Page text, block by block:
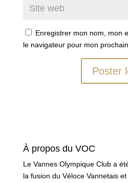
Enregistrer mon nom, mon
le navigateur pour mon
À propos du VOC
Le Vannes Olympique Club a
la fusion du Véloce Vannetais